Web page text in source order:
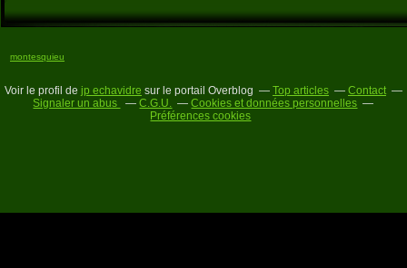
montesquieu
Voir le profil de jp echavidre sur le portail Overblog Top articles
Contact
Signaler un abus
C.G.U.
Cookies et données personnelles
Préférences cookies